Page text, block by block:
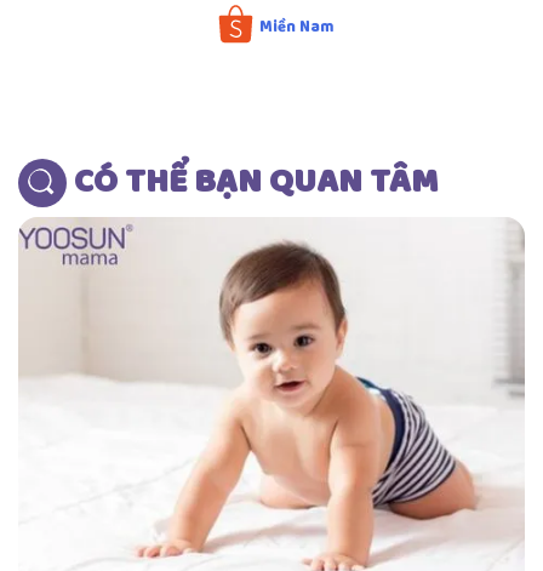
Miền Nam
Đơn giá: 151.200đ/tuýp
CÓ THỂ BẠN QUAN TÂM